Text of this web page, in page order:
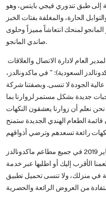
إلى طبق تندوري فيجي بايتس، وهو
الحارة، والمغلفة بفتات الخبز
لمنحك انتعاشاً مميزاً وحلوى
صاندي المانجو.
السعودية): " في ماكدونالدز،
الجودة لا تنسى. وبصفتنا شركة
جديدة بشكل مستمر لزوارنا بما
نعلم أن زوارنا يعشقون النكهات
قائمة الطعام الهندي الجديدة ستمنح
تتوفر قائمة الطعام الهندي حتى 4 يناير 2019 في جميع مطاعم ماكدونالدز
الأقرب إليك أو اطلبها عبر خدمة
في منزلك، ولا تنسى تحميل تطبيق